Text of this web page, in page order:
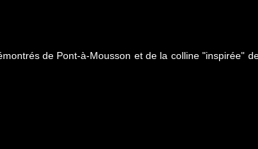
de Pont-à-Mousson et de la colline "inspirée"